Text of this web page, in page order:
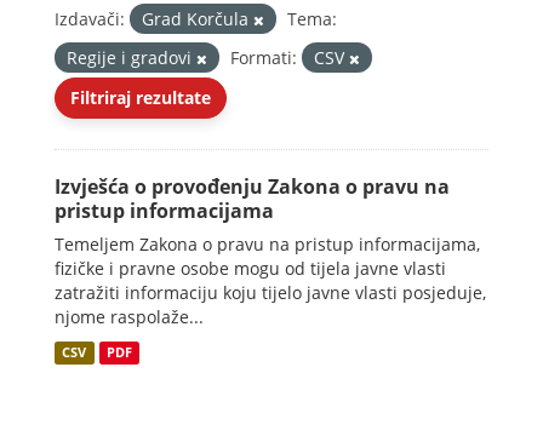
Izdavači:
Grad Korčula
Tema:
Regije i gradovi
Formati:
CSV
Filtriraj rezultate
Izvješća o provođenju Zakona o pravu na
pristup informacijama
Temeljem Zakona o pravu na pristup informacijama,
fizičke i pravne osobe mogu od tijela javne vlasti
zatražiti informaciju koju tijelo javne vlasti posjeduje,
njome raspolaže...
CSV PDF